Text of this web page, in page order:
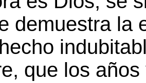
demuestra la
que los